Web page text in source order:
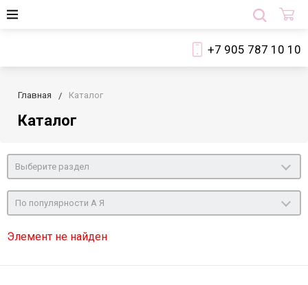
+7 905 787 10 10
Главная Каталог
Каталог
Выберите раздел
По популярности А Я
Элемент не найден